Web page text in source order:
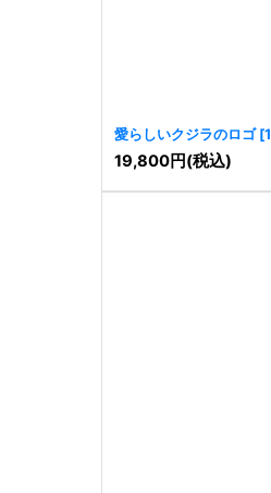
愛らしいクジラのロゴ [
19,800円(税込)